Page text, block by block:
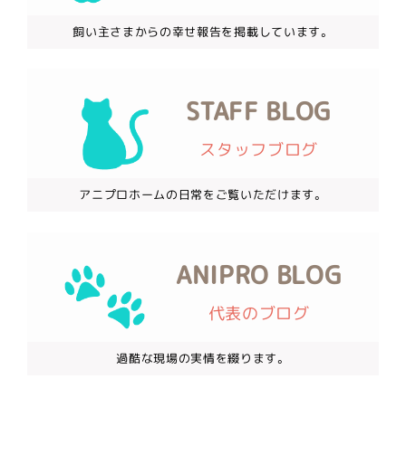
飼い主さまからの幸せ報告を掲載しています。
STAFF BLOG
スタッフブログ
アニプロホームの日常をご覧いただけます。
ANIPRO BLOG
代表のブログ
過酷な現場の実情を綴ります。